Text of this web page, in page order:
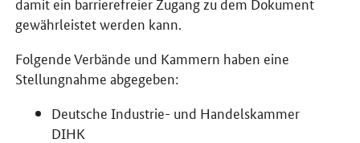
gewährleistet werden kann.
Folgende Verbände und Kammern haben eine
Stellungnahme abgegeben:
Deutsche Industrie- und Handelskammer
DIHK